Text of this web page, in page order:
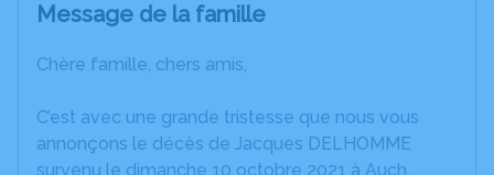
Message de la famille
Chère famille, chers amis,
C’est avec une grande tristesse que nous vous
annonçons le décès de Jacques DELHOMME
survenu le dimanche 10 octobre 2021 à Auch.